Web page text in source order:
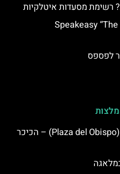
רשימת מסעדות איטלקיות
בר קוקטיילים במלאגה – Speakeasy “The
לפספס
כיכר פלאזה דל אוביספו (Plaza del Obispo) – הכיכר